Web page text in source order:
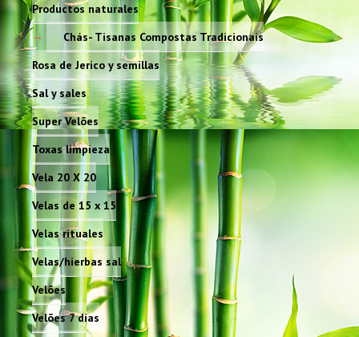
Productos naturales
Chás- Tisanas Compostas Tradicionais
Rosa de Jerico y semillas
Sal y sales
Super Velões
Toxas limpieza
Vela 20 X 20
Velas de 15 x 15
Velas rituales
Velas/hierbas sal
Velões
Velões 7 días